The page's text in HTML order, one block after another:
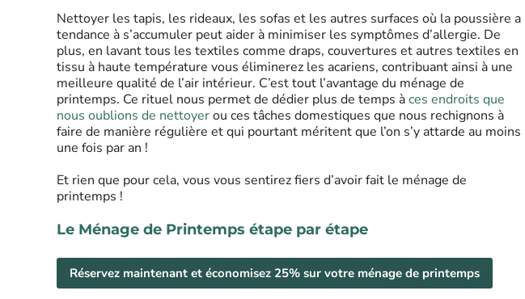
Nettoyer les tapis, les rideaux, les sofas et les autres surfaces où la poussière a
tendance à s’accumuler peut aider à minimiser les symptômes d’allergie. De
plus, en lavant tous les textiles comme draps, couvertures et autres textiles en
tissu à haute température vous éliminerez les acariens, contribuant ainsi à une
meilleure qualité de l’air intérieur. C’est tout l’avantage du ménage de
printemps. Ce rituel nous permet de dédier plus de temps àces endroits que
nous oublions de nettoyerou ces tâches domestiques que nous rechignons à
faire de manière régulière et qui pourtant méritent que l’on s’y attarde au moins
une fois par an !
Et rien que pour cela, vous vous sentirez fiers d’avoir fait le ménage de
printemps !
Le Ménage de Printemps étape par étape
Réservez maintenant et économisez 25% sur votre ménage de printemps